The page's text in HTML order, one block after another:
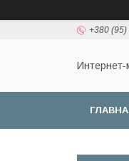
+380
Интернет-